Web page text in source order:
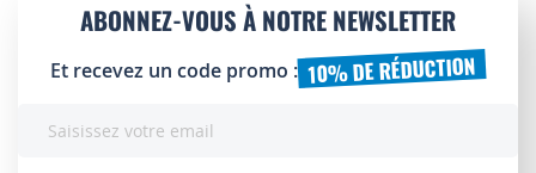
ABONNEZ-VOUS À NOTRE NEWSLETTER
Et recevez un code promo : 10% DE RÉDUCTION